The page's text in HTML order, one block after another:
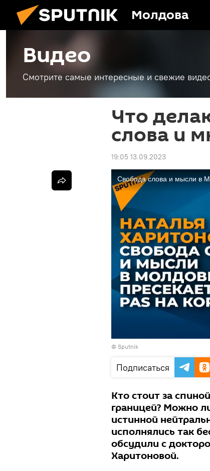
Молдова
Видео
Смотрите самые интересные и свежие
Что
слова и
19:05 13.09.2023
© Sputnik
Подписаться
Кто стоит за
границей? Можно
истинной
исполнялись так
обсудили с
Харитоновой.